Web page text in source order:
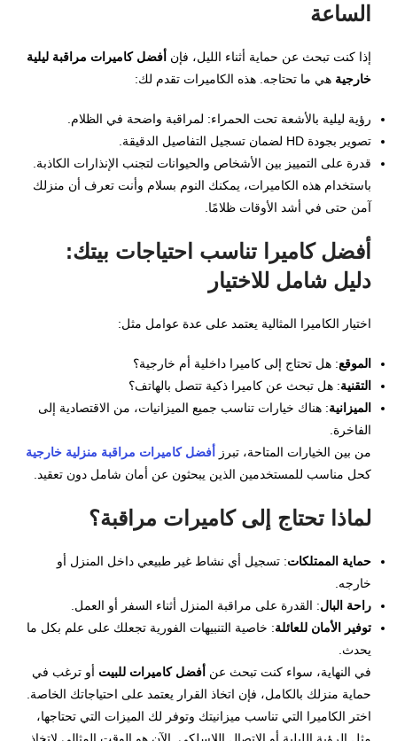
الساعة
إذا كنت تبحث عن حماية أثناء الليل، فإن أفضل كاميرات مراقبة ليلية
خارجية هي ما تحتاجه. هذه الكاميرات تقدم لك:
رؤية ليلية بالأشعة تحت الحمراء: لمراقبة واضحة في الظلام.
تصوير بجودة HD لضمان تسجيل التفاصيل الدقيقة.
قدرة على التمييز بين الأشخاص والحيوانات لتجنب الإنذارات الكاذبة.
باستخدام هذه الكاميرات، يمكنك النوم بسلام وأنت تعرف أن منزلك
آمن حتى في أشد الأوقات ظلامًا.
أفضل كاميرا تناسب احتياجات بيتك:
دليل شامل للاختيار
اختيار الكاميرا المثالية يعتمد على عدة عوامل مثل:
الموقع: هل تحتاج إلى كاميرا داخلية أم خارجية؟
التقنية: هل تبحث عن كاميرا ذكية تتصل بالهاتف؟
الميزانية: هناك خيارات تناسب جميع الميزانيات، من الاقتصادية إلى
الفاخرة.
من بين الخيارات المتاحة، تبرز
أفضل كاميرات مراقبة منزلية خارجية
كحل مناسب للمستخدمين الذين يبحثون عن أمان شامل دون تعقيد.
لماذا تحتاج إلى كاميرات مراقبة؟
حماية الممتلكات: تسجيل أي نشاط غير طبيعي داخل المنزل أو
خارجه.
راحة البال: القدرة على مراقبة المنزل أثناء السفر أو العمل.
توفير الأمان للعائلة: خاصية التنبيهات الفورية تجعلك على علم بكل ما
يحدث.
في النهاية، سواء كنت تبحث عن أفضل كاميرات للبيت أو ترغب في
حماية منزلك بالكامل، فإن اتخاذ القرار يعتمد على احتياجاتك الخاصة.
اختر الكاميرا التي تناسب ميزانيتك وتوفر لك الميزات التي تحتاجها،